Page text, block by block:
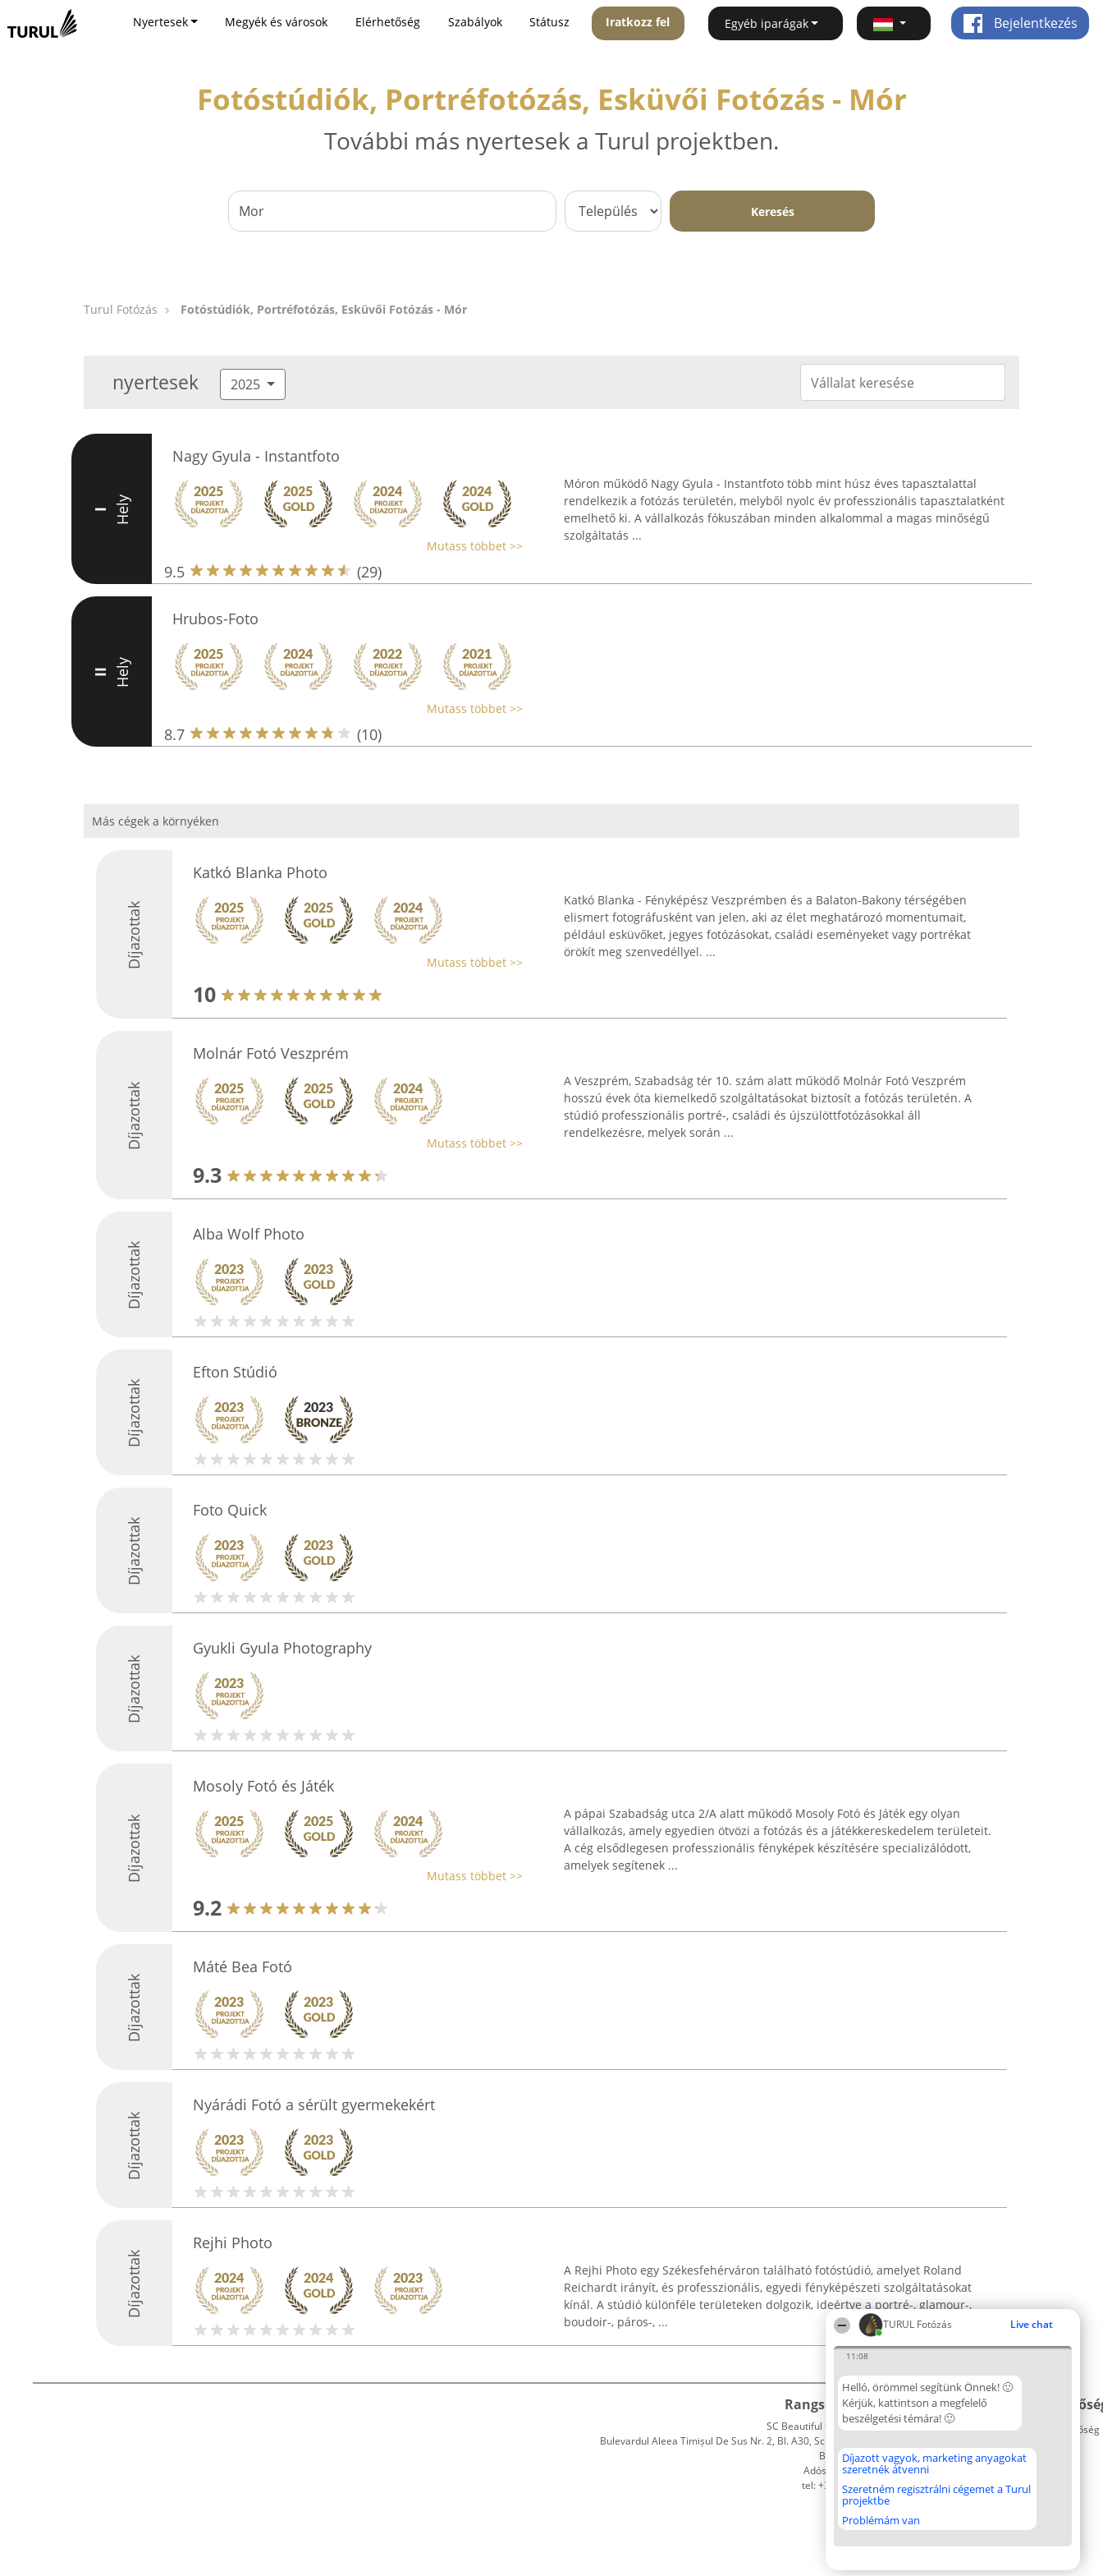
TURUL Fotózás Live chat
11:08
Helló, örömmel segítünk Önnek! 🙂
Kérjük, kattintson a megfelelő
beszélgetési témára! 🙂
Díjazott vagyok, marketing anyagokat
szeretnék átvenni
Szeretném regisztrálni cégemet a Turul
projektbe
Problémám van
Nyertesek Megyék és városok Elérhetőség Szabályok Státusz Iratkozz fel Egyéb iparágak Bejelentkezés
Fotóstúdiók, Portréfotózás, Esküvői Fotózás - Mór
További más nyertesek a Turul projektben.
Keresés
Turul Fotózás Fotóstúdiók, Portréfotózás, Esküvői Fotózás - Mór
nyertesek 2025
I Hely
Nagy Gyula - Instantfoto
Mutass többet >>
9.5 (29)
Móron működő Nagy Gyula - Instantfoto több mint húsz éves tapasztalattal
rendelkezik a fotózás területén, melyből nyolc év professzionális tapasztalatként
emelhető ki. A vállalkozás fókuszában minden alkalommal a magas minőségű
szolgáltatás ...
II Hely
Hrubos-Foto
Mutass többet >>
8.7 (10)
Más cégek a környéken
Díjazottak
Katkó Blanka Photo
Mutass többet >>
10
Katkó Blanka - Fényképész Veszprémben és a Balaton-Bakony térségében
elismert fotográfusként van jelen, aki az élet meghatározó momentumait,
például esküvőket, jegyes fotózásokat, családi eseményeket vagy portrékat
örökít meg szenvedéllyel. ...
Díjazottak
Molnár Fotó Veszprém
Mutass többet >>
9.3
A Veszprém, Szabadság tér 10. szám alatt működő Molnár Fotó Veszprém
hosszú évek óta kiemelkedő szolgáltatásokat biztosít a fotózás területén. A
stúdió professzionális portré-, családi és újszülöttfotózásokkal áll
rendelkezésre, melyek során ...
Díjazottak
Alba Wolf Photo
Díjazottak
Efton Stúdió
Díjazottak
Foto Quick
Díjazottak
Gyukli Gyula Photography
Díjazottak
Mosoly Fotó és Játék
Mutass többet >>
9.2
A pápai Szabadság utca 2/A alatt működő Mosoly Fotó és Játék egy olyan
vállalkozás, amely egyedien ötvözi a fotózás és a játékkereskedelem területeit.
A cég elsődlegesen professzionális fényképek készítésére specializálódott,
amelyek segítenek ...
Díjazottak
Máté Bea Fotó
Díjazottak
Nyárádi Fotó a sérült gyermekekért
Díjazottak
Rejhi Photo
A Rejhi Photo egy Székesfehérváron található fotóstúdió, amelyet Roland
Reichardt irányít, és professzionális, egyedi fényképészeti szolgáltatásokat
kínál. A stúdió különféle területeken dolgozik, ideértve a portré-, glamour-,
boudoir-, páros-, ...
Rangsorszervező
SC Beautiful Company S.R.L.
Bulevardul Aleea Timișul De Sus Nr. 2, Bl. A30, Sc. A, Et. 4, Ap. 13
Bukarest 53-238
Adószám 36737675
tel: +363 033 425 71
Népszavazás
Nyertesek
díjazottak
Szabályok
Státusz
Prywatności
Elérhetőség